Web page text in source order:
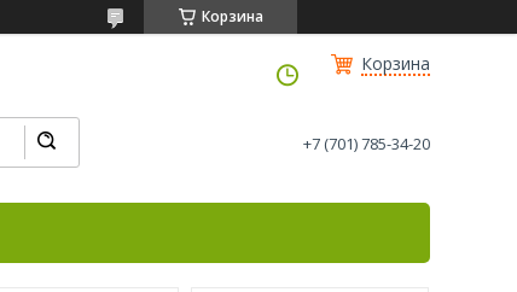
Корзина
Корзина
+7 (701) 785-34-20